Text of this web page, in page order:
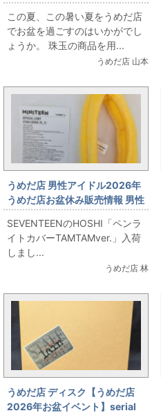
誌コーナー ぬるぬる（温度）
「Dr.STONE」同人誌 出しま
す！
この夏、この暑い夏をうめだ店
でお盆を過ごすのはいかがでし
ょうか。 珠玉の商品を用...
うめだ店 山本
うめだ店 男性アイドル2026年
うめだ店お盆休み販売情報 男性
アイドルコーナー
SEVENTEEN・HOSHI・ペンラ
イトカバー販売します！
SEVENTEENのHOSHI「ペンラ
イトカバーTAMTAMver.」入荷
しまし...
うめだ店 林
うめだ店 ディスク【うめだ店
2026年お盆イベント】serial